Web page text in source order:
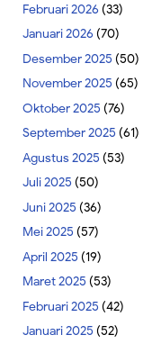
Februari 2026 (33)
Januari 2026 (70)
Desember 2025 (50)
November 2025 (65)
Oktober 2025 (76)
September 2025 (61)
Agustus 2025 (53)
Juli 2025 (50)
Juni 2025 (36)
Mei 2025 (57)
April 2025 (19)
Maret 2025 (53)
Februari 2025 (42)
Januari 2025 (52)